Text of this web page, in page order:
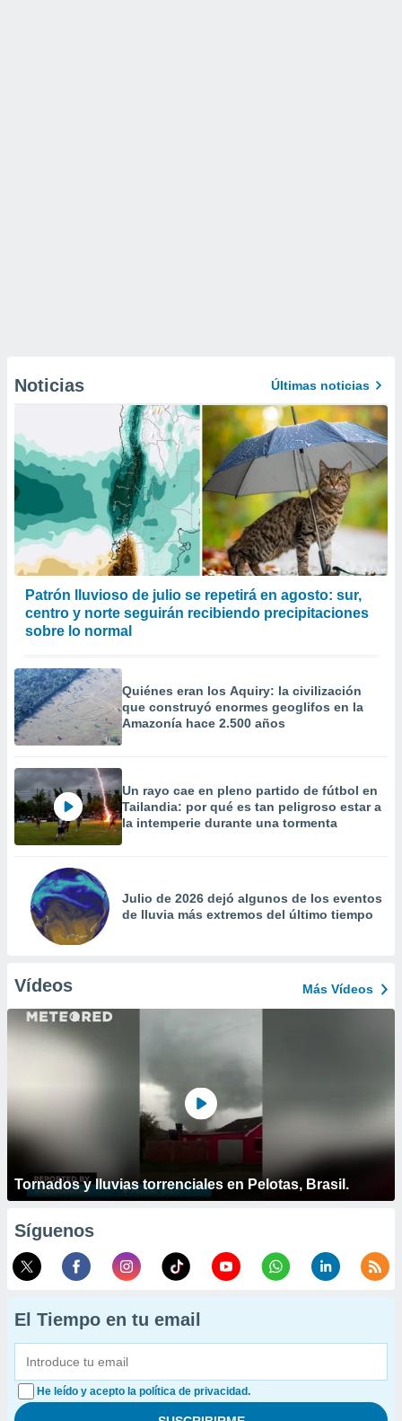
Noticias Últimas noticias
Patrón lluvioso de julio se repetirá en agosto: sur,
centro y norte seguirán recibiendo precipitaciones
sobre lo normal
Quiénes eran los Aquiry: la civilización
que construyó enormes geoglifos en la
Amazonía hace 2.500 años
Un rayo cae en pleno partido de fútbol en
Tailandia: por qué es tan peligroso estar a
la intemperie durante una tormenta
Julio de 2026 dejó algunos de los eventos
de lluvia más extremos del último tiempo
Vídeos Más Vídeos
Tornados y lluvias torrenciales en Pelotas, Brasil.
Síguenos
El Tiempo en tu email
He leído y acepto la política de privacidad.